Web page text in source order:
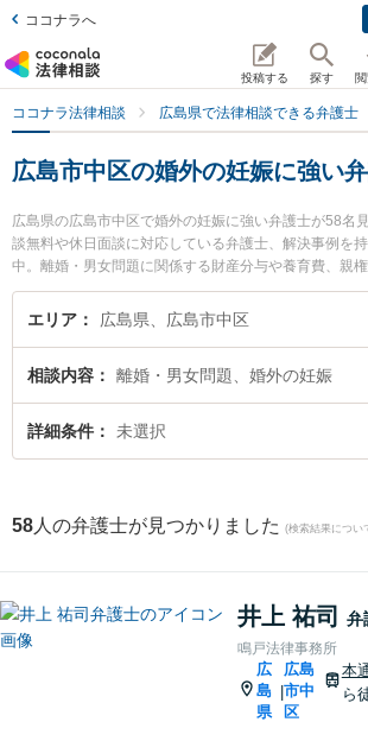
ココナラへ
投稿する 探す
ココナラ法律相談 広島県で法律相談できる弁護士
広島市中区の婚外の妊娠に強い
広島県の広島市中区で婚外の妊娠に強い弁護士が58名
談無料や休日面談に対応している弁護士、解決事例を
中。離婚・男女問題に関係する財産分与や養育費、親
り込み検索もでき便利です。特に鳴戸法律事務所の井
法律事務所の笠原 輔弁護士、鳴戸法律事務所の目代 雄
娠のトラブル解決の実績豊富な近くの弁護士を検索し
婚外の妊娠を法律相談できる広島市中区内の弁護士に
お困りの相談者さんにおすすめです。
エリア 広島県、広島市中区
相談内容 離婚・男女問題、婚外の妊娠
詳細条件 未選択
58 人の弁護士が見つかりました (検索結果につい
井上 祐司 弁
鳴戸法律事務所
広
島
県
|
広島
市中
区
本
ら